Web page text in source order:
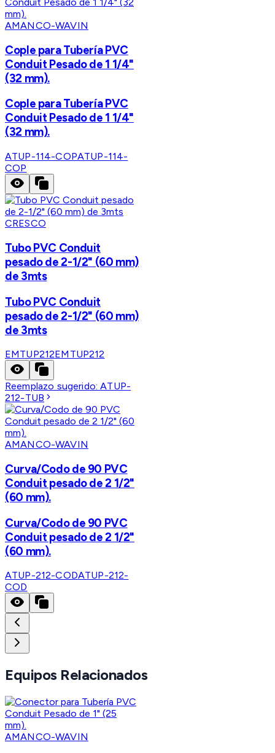
AMANCO-WAVIN
Cople para Tubería PVC
Conduit Pesado de 1 1/4"
(32 mm).
Cople para Tubería PVC
Conduit Pesado de 1 1/4"
(32 mm).
ATUP-114-COPATUP-114-
COP
CRESCO
Tubo PVC Conduit
pesado de 2-1/2" (60 mm)
de 3mts
Tubo PVC Conduit
pesado de 2-1/2" (60 mm)
de 3mts
EMTUP212EMTUP212
Reemplazo sugerido:ATUP-
212-TUB
AMANCO-WAVIN
Curva/Codo de 90 PVC
Conduit pesado de 2 1/2"
(60 mm).
Curva/Codo de 90 PVC
Conduit pesado de 2 1/2"
(60 mm).
ATUP-212-CODATUP-212-
COD
Equipos Relacionados
AMANCO-WAVIN